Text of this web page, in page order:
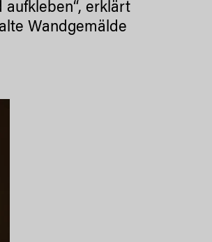
erklärt
Wandgemälde